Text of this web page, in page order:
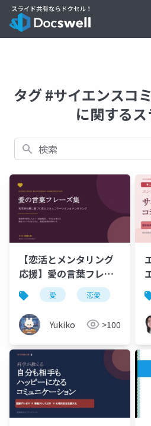
タグ #サイエンスコ
に関する
検索
【恋活とメンタリング
応援】愛の言葉フレー
ズ集 科学的知見に基づ
く恋人コミュニケーシ
ョン＆メンタリング
愛 恋愛 メン
Yukiko >100